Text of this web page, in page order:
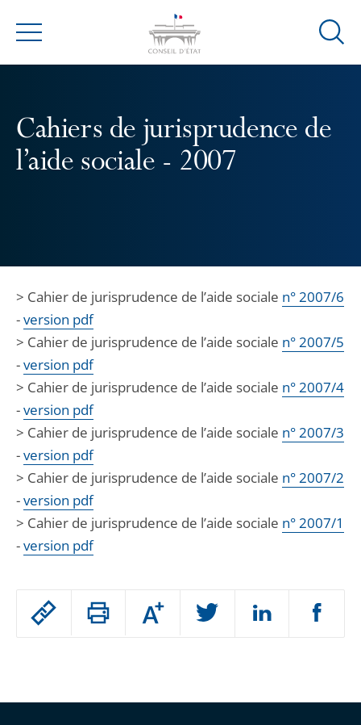
Menu
Ouvrir
Cahiers de jurisprudence de
l’aide sociale - 2007
Passer
Augmenter
ou
> Cahier de jurisprudence de l’aide sociale n° 2007/6
-version pdf
> Cahier de jurisprudence de l’aide sociale n° 2007/5
-version pdf
> Cahier de jurisprudence de l’aide sociale n° 2007/4
-version pdf
> Cahier de jurisprudence de l’aide sociale n° 2007/3
-version pdf
> Cahier de jurisprudence de l’aide sociale n° 2007/2
-version pdf
> Cahier de jurisprudence de l’aide sociale n° 2007/1
-version pdf